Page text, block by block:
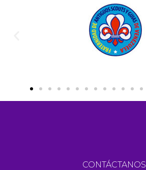
CONTÁCTANOS